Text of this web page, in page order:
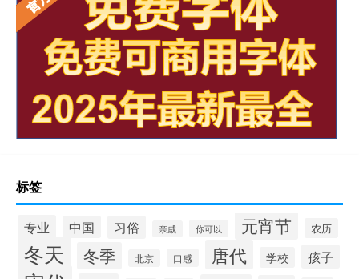
标签
专业 中国 习俗 亲戚 你可以 元宵节 农历
冬天 冬季 北京 口感 唐代 学校 孩子